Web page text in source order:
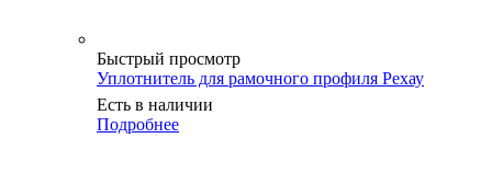
Быстрый просмотр
Уплотнитель для рамочного профиля Рехау
Есть в наличии
Подробнее